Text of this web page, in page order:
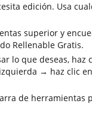
edición. Usa
superior y
Rellenable Gratis.
lo que deseas, haz
→ haz clic
de herramientas